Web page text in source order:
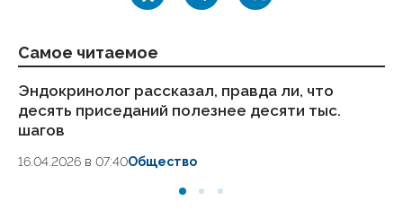
Самое читаемое
Эндокринолог рассказал, правда ли, что
десять приседаний полезнее десяти тыс.
шагов
16.04.2026 в 07:40Общество